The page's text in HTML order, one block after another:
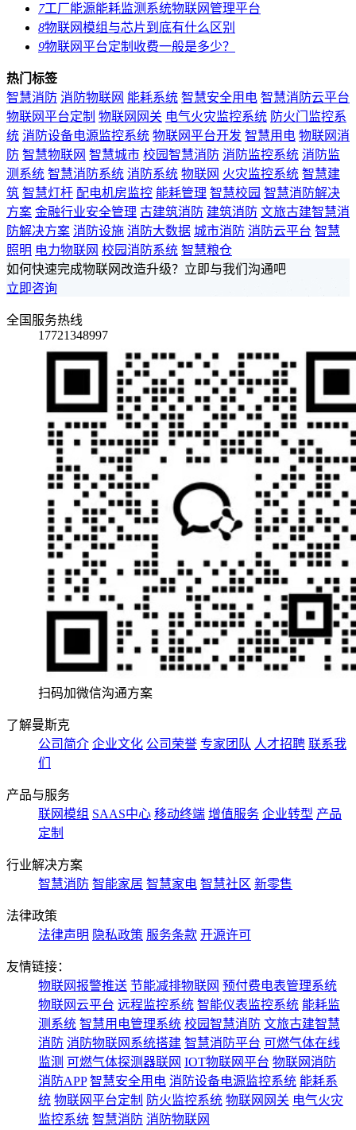
7工厂能源能耗监测系统物联网管理平台
8物联网模组与芯片到底有什么区别
9物联网平台定制收费一般是多少？
热门标签
智慧消防 消防物联网 能耗系统 智慧安全用电 智慧消防云平台
物联网平台定制 物联网网关 电气火灾监控系统 防火门监控系
统 消防设备电源监控系统 物联网平台开发 智慧用电 物联网消
防 智慧物联网 智慧城市 校园智慧消防 消防监控系统 消防监
测系统 智慧消防系统 消防系统 物联网 火灾监控系统 智慧建
筑 智慧灯杆 配电机房监控 能耗管理 智慧校园 智慧消防解决
方案 金融行业安全管理 古建筑消防 建筑消防 文旅古建智慧消
防解决方案 消防设施 消防大数据 城市消防 消防云平台 智慧
照明 电力物联网 校园消防系统 智慧粮仓
如何快速完成物联网改造升级？立即与我们沟通吧
立即咨询
全国服务热线
17721348997
扫码加微信沟通方案
了解曼斯克
公司简介 企业文化 公司荣誉 专家团队 人才招聘 联系我
们
产品与服务
联网模组 SAAS中心 移动终端 增值服务 企业转型 产品
定制
行业解决方案
智慧消防 智能家居 智慧家电 智慧社区 新零售
法律政策
法律声明 隐私政策 服务条款 开源许可
友情链接：
物联网报警推送 节能减排物联网 预付费电表管理系统
物联网云平台 远程监控系统 智能仪表监控系统 能耗监
测系统 智慧用电管理系统 校园智慧消防 文旅古建智慧
消防 消防物联网系统搭建 智慧消防平台 可燃气体在线
监测 可燃气体探测器联网 IOT物联网平台 物联网消防
消防APP 智慧安全用电 消防设备电源监控系统 能耗系
统 物联网平台定制 防火监控系统 物联网网关 电气火灾
监控系统 智慧消防 消防物联网